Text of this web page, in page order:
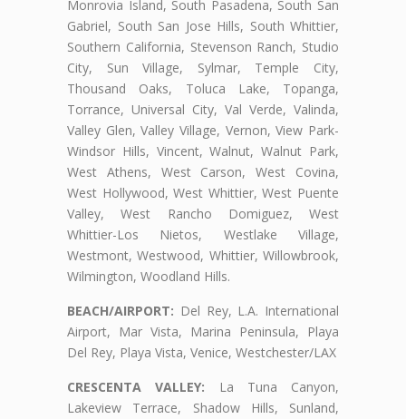
Monrovia Island, South Pasadena, South San
Gabriel, South San Jose Hills, South Whittier,
Southern California, Stevenson Ranch, Studio
City, Sun Village, Sylmar, Temple City,
Thousand Oaks, Toluca Lake, Topanga,
Torrance, Universal City, Val Verde, Valinda,
Valley Glen, Valley Village, Vernon, View Park-
Windsor Hills, Vincent, Walnut, Walnut Park,
West Athens, West Carson, West Covina,
West Hollywood, West Whittier, West Puente
Valley, West Rancho Domiguez, West
Whittier-Los Nietos, Westlake Village,
Westmont, Westwood, Whittier, Willowbrook,
Wilmington, Woodland Hills.
BEACH/AIRPORT: Del Rey, L.A. International
Airport, Mar Vista, Marina Peninsula, Playa
Del Rey, Playa Vista, Venice, Westchester/LAX
CRESCENTA VALLEY: La Tuna Canyon,
Lakeview Terrace, Shadow Hills, Sunland,